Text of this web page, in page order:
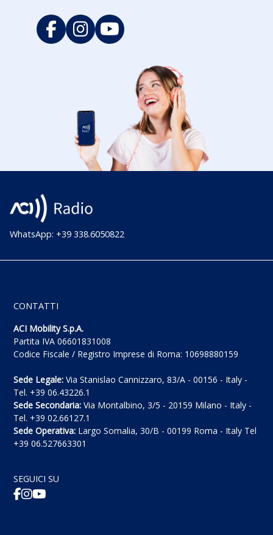
WhatsApp: +39 338.6050822
CONTATTI
ACI Mobility S.p.A.
Partita IVA 06601831008
Codice Fiscale / Registro Imprese di Roma: 10698880159
Sede Legale: Via Stanislao Cannizzaro, 83/A - 00156 - Italy -
Tel. +39 06.43226.1
Sede Secondaria: Via Montalbino, 3/5 - 20159 Milano - Italy -
Tel. +39 02.66127.1
Sede Operativa: Largo Somalia, 30/B - 00199 Roma - Italy Tel
+39 06.527663301
SEGUICI SU